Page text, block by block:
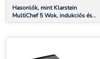
Hasonlók, mint Klarstein
MultiChef 5 Wok, indukciós és
gáz tűzhely, 5 főzőzóna, 3
FlexZone